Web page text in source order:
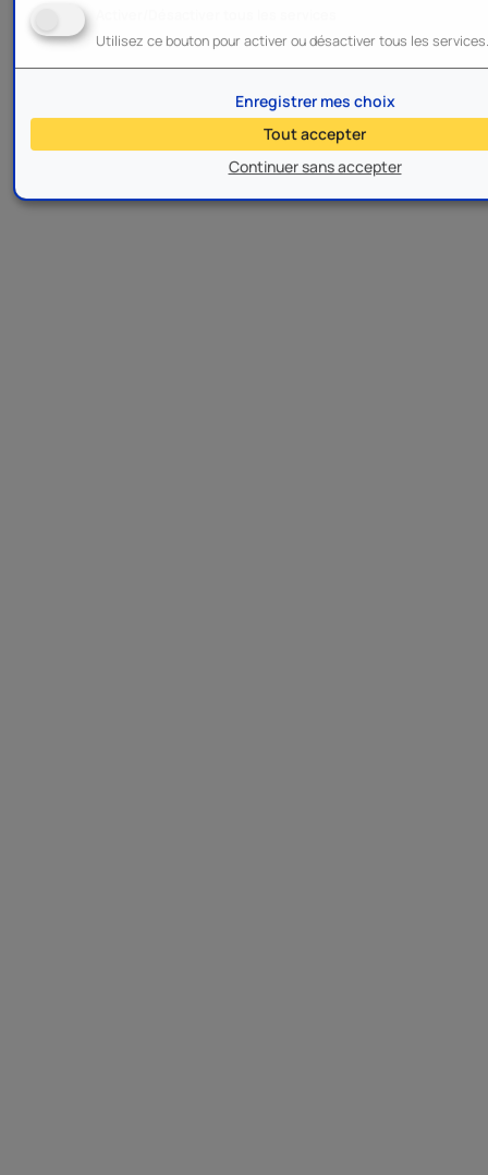
Utilisez ce bouton pour activer ou désactiver tous les services.
Continuer sans accepter
Enregistrer mes choix
Tout accepter